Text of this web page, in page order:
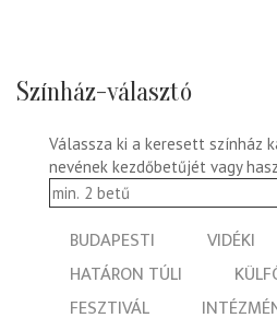
Színház-választó
Válassza ki a keresett színház
nevének kezdőbetűjét vagy
BUDAPESTI VIDÉKI
HATÁRON TÚLI
FESZTIVÁL